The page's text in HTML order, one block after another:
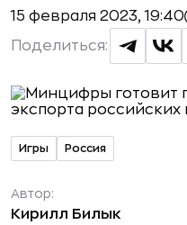
15 февраля 2023, 19:40
Поделиться:
Игры Россия
Автор:
Кирилл Билык